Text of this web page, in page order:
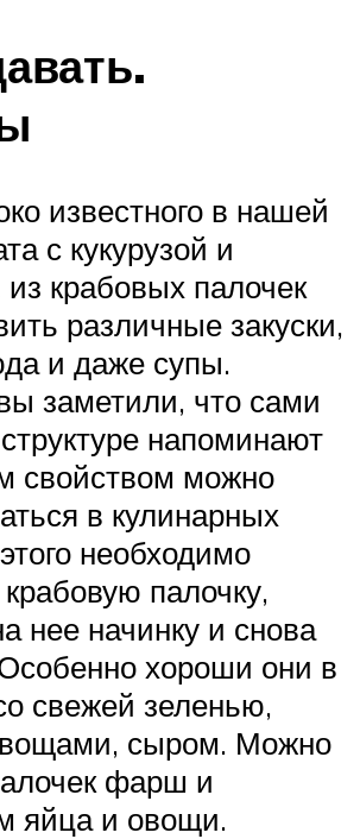
известного в нашей
с кукурузой и
крабовых палочек
различные закуски,
и даже супы.
заметили, что сами
напоминают
свойством можно
в кулинарных
необходимо
палочку,
нее начинку и снова
хороши они в
свежей зеленью,
сыром. Можно
фарш и
яйца и овощи.